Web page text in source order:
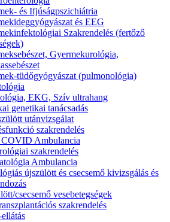
és Ifjúságpszichiátria
és EEG
Szakrendelés (fertőző
Gyermekurológia,
tüdőgyógyászat (pulmonológia)
EKG, Szív ultrahang
genetikai tanácsadás
utánvizsgálat
szakrendelés
Ambulancia
szakrendelés
Ambulancia
újszülött és csecsemő kivizsgálás és
csecsemő vesebetegségek
szakrendelés